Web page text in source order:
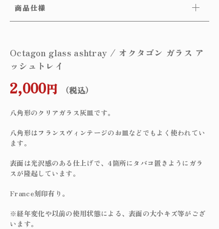
商品仕様
Octagon glass ashtray / オクタゴン ガラス ア
ッシュトレイ
2,000円 （税込）
八角形のクリアガラス灰皿です。
八角形はフランスヴィンテージのお皿などでもよく使われてい
ます。
表面は光沢感のある仕上げで、4箇所にタバコ置きようにガラ
スが隆起しています。
France刻印有り。
※経年変化や以前の使用状態による、表面の大小キズ等がござ
います。